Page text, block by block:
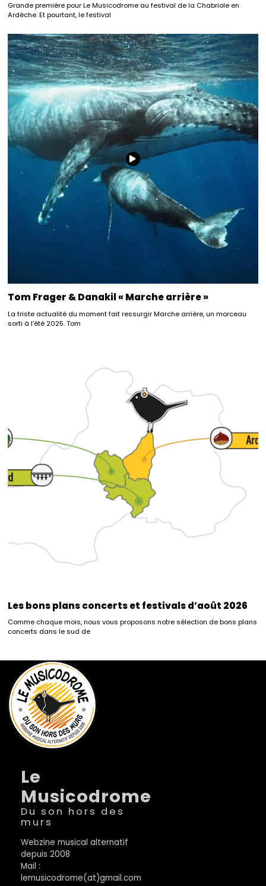
Grande première pour Le Musicodrome au festival de la Chabriole en
Ardèche. Et pourtant, le festival
Tom Frager & Danakil « Marche arrière »
La triste actualité du moment fait ressurgir Marche arrière, un morceau
sorti à l’été 2025. Tom
Les bons plans concerts et festivals d’août 2026
Comme chaque mois, nous vous proposons notre sélection de bons plans
concerts dans le sud de
Le
Musicodrome
Du son hors des
murs
Webzine musical alternatif
depuis 2008
Mail :
lemusicodrome(at)gmail.com